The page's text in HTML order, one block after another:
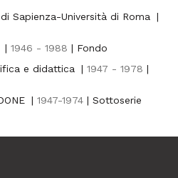
Sapienza-Università di Roma
|
| 1946 - 1988 | Fondo
e didattica | 1947 - 1978 |
| 1947-1974 | Sottoserie